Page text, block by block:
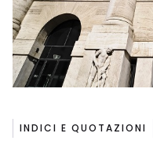
INDICI E QUOTAZIONI